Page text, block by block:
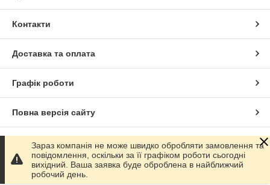
Контакти
Доставка та оплата
Графік роботи
Повна версія сайту
Сайт створено на маркетплейсі Prom.ua
Політика конфіденційності
Зараз компанія не може швидко обробляти замовлення та
повідомлення, оскільки за її графіком роботи сьогодні
вихідний. Ваша заявка буде оброблена в найближчий
робочий день.